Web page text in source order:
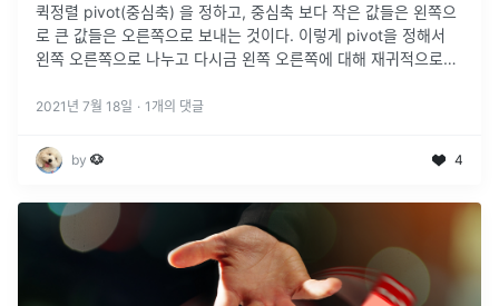
퀵정렬 pivot(중심축) 을 정하고, 중심축 보다 작은 값들은 왼쪽으
로 큰 값들은 오른쪽으로 보내는 것이다. 이렇게 pivot을 정해서
왼쪽 오른쪽으로 나누고 다시금 왼쪽 오른쪽에 대해 재귀적으로
...
2021년 7월 18일 · 1 개의 댓글
by 🐶 4